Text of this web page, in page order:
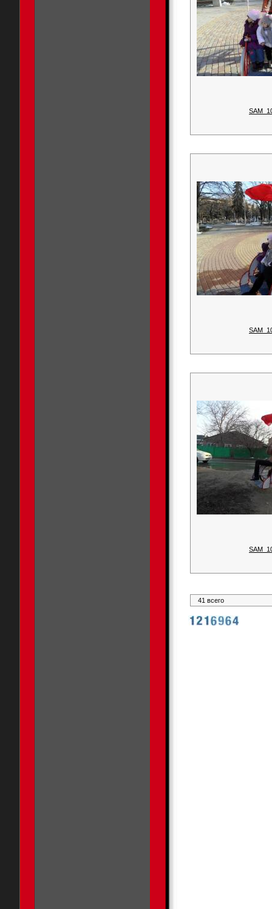
41 всего